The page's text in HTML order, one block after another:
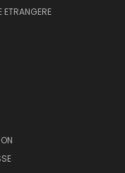
ETRANGERE